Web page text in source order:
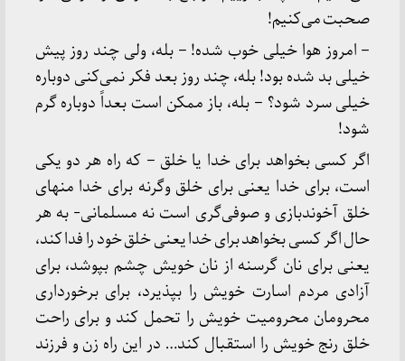
صحبت می‌کنیم!
– امروز هوا خیلی خوب شده! – بله، ولی چند روز پیش
خیلی بد شده بود! بله، چند روز بعد فکر نمی‌کنی دوباره
خیلی سرد شود؟ – بله، باز ممکن است بعداً دوباره گرم
شود!
اگر کسی بخواهد برای خدا یا خلق – که راه هر دو یکی
است، برای خدا یعنی برای خلق وگرنه برای خدا منهای
خلق آخوندبازی و صوفی‌گری است نه مسلمانی- به هر
حال اگر کسی بخواهد برای خدا یعنی خلق خود را فدا کند،
یعنی برای نان گرسنه از نان خویش چشم بپوشد، برای
آزادی مردم اسارت خویش را بپذیرد، برای برخورداری
محرومان محرومیت خویش را تحمل کند و برای راحت
خلق رنج خویش را استقبال کند… در این راه زن و فرزند